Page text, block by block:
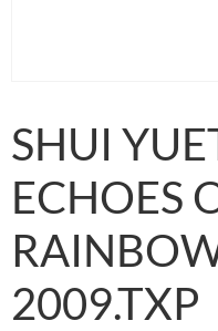
SHUI
ECHOES
2009.TXP